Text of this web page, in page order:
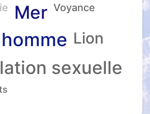
Mer Voyance
Lion
sexuelle